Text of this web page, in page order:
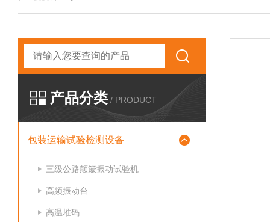
产品分类 / PRODUCT
包装运输试验检测设备
三级公路颠簸振动试验机
高频振动台
高温堆码